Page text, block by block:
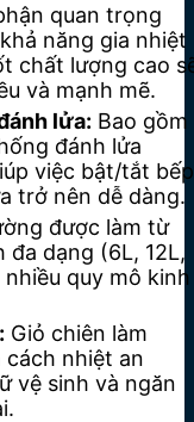
quan trọng
năng gia nhiệt
chất lượng cao
và mạnh mẽ.
lửa: Bao gồm
đánh lửa
việc bật/tắt bếp
trở nên dễ dàng.
được làm từ
đa dạng (6L, 12L,
quy mô kinh
Giỏ chiên làm
nhiệt an
vệ sinh và ngăn